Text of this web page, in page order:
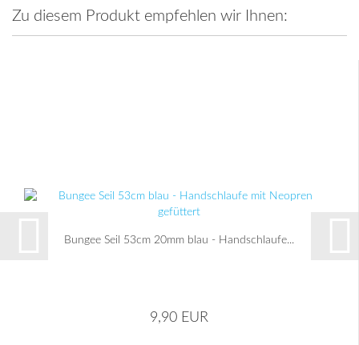
Zu diesem Produkt empfehlen wir Ihnen:
Bungee Seil 53cm 20mm blau - Handschlaufe...
9,90 EUR